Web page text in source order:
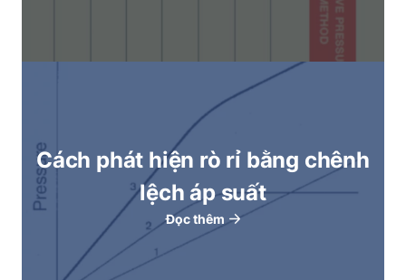
Cách phát hiện rò rỉ bằng chênh
lệch áp suất
Đọc thêm